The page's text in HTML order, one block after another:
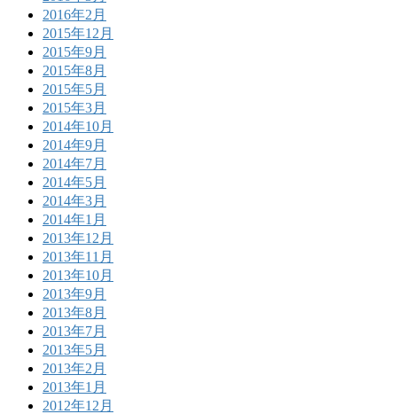
2016年2月
2015年12月
2015年9月
2015年8月
2015年5月
2015年3月
2014年10月
2014年9月
2014年7月
2014年5月
2014年3月
2014年1月
2013年12月
2013年11月
2013年10月
2013年9月
2013年8月
2013年7月
2013年5月
2013年2月
2013年1月
2012年12月